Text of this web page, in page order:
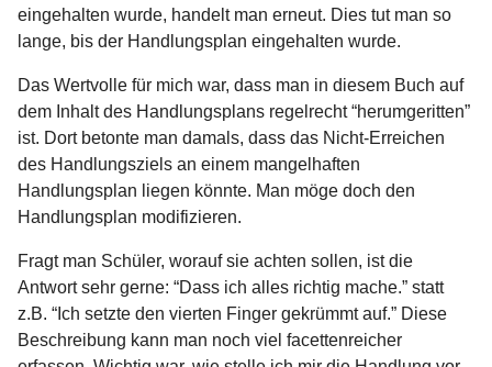
eingehalten wurde, handelt man erneut. Dies tut man so
lange, bis der Handlungsplan eingehalten wurde.
Das Wertvolle für mich war, dass man in diesem Buch auf
dem Inhalt des Handlungsplans regelrecht “herumgeritten”
ist. Dort betonte man damals, dass das Nicht-Erreichen
des Handlungsziels an einem mangelhaften
Handlungsplan liegen könnte. Man möge doch den
Handlungsplan modifizieren.
Fragt man Schüler, worauf sie achten sollen, ist die
Antwort sehr gerne: “Dass ich alles richtig mache.” statt
z.B. “Ich setzte den vierten Finger gekrümmt auf.” Diese
Beschreibung kann man noch viel facettenreicher